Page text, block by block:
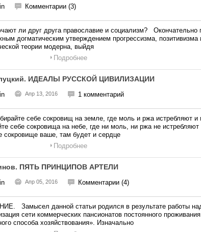
Комментарии (3)
ли друг друга православие и социализм? Окончательно
догматическим утверждением прогрессизма,
теории модерна, выйдя
Подробнее
ИДЕАЛЫ РУССКОЙ ЦИВИЛИЗАЦИИ
Апр 13, 2016 1 комментарий
себе сокровищ на земле, где моль и ржа истребляют
себе сокровища на небе, где ни моль, ни ржа не
сокровище ваше, там будет и сердце
Подробнее
ПЯТЬ ПРИНЦИПОВ АРТЕЛИ
Апр 05, 2016 Комментарии (4)
Замысел данной статьи родился в результате работы
сети коммерческих пансионатов постоянного
способа хозяйствования». Изначально